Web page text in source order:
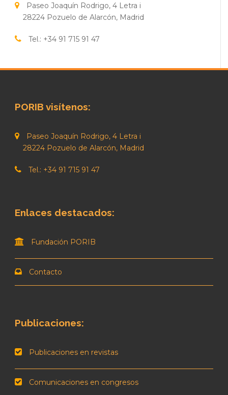
Paseo Joaquín Rodrigo, 4 Letra i
28224 Pozuelo de Alarcón, Madrid
Tel.: +34 91 715 91 47
PORIB visítenos:
Paseo Joaquín Rodrigo, 4 Letra i
28224 Pozuelo de Alarcón, Madrid
Tel.: +34 91 715 91 47
Enlaces destacados:
Fundación PORIB
Contacto
Publicaciones:
Publicaciones en revistas
Comunicaciones en congresos